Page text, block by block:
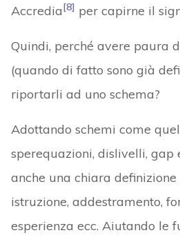
Accredia[8] per capirne il
Quindi, perché avere paura
(quando di fatto sono già
riportarli ad uno schema?
Adottando schemi come
sperequazioni, dislivelli, gap
anche una chiara
istruzione, addestramento,
esperienza ecc. Aiutando le